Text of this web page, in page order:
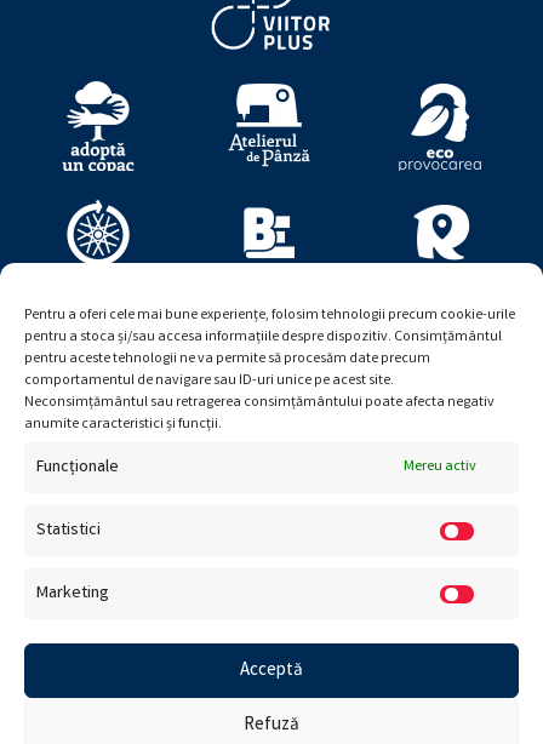
Pentru a oferi cele mai bune experiențe, folosim tehnologii precum cookie-urile
pentru a stoca și/sau accesa informațiile despre dispozitiv. Consimțământul
pentru aceste tehnologii ne va permite să procesăm date precum
comportamentul de navigare sau ID-uri unice pe acest site.
Neconsimțământul sau retragerea consimțământului poate afecta negativ
anumite caracteristici și funcții.
Funcționale Mereu activ
Statistici
Marketing
Acceptă
Refuză
© Viitor Plus. Toate drepturile rezervate. Creat de
Politică de confidențialitate